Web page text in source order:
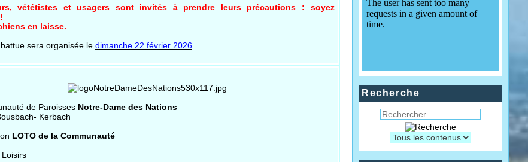
vététistes et usagers sont invités à prendre leurs précautions : soyez
en laisse.
sera organisée le dimanche 22 février 2026.
de Paroisses Notre-Dame des Nations
Kerbach
LOTO de la Communauté
Recherche